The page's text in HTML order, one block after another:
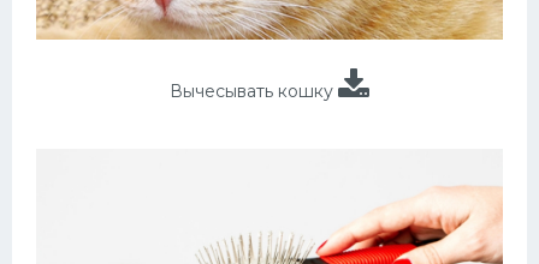
Вычесывать кошку